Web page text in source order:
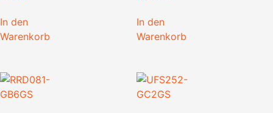
In den
Warenkorb
In den
Warenkorb